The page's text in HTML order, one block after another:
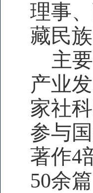
理事
藏民
主
产业
家社科
参与
著作4
50余